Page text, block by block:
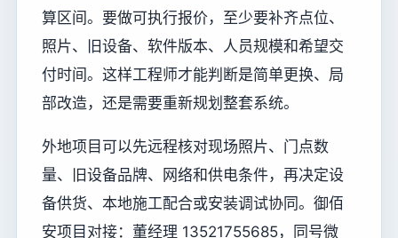
算区间。要做可执行报价，至少要补齐点位、
照片、旧设备、软件版本、人员规模和希望交
付时间。这样工程师才能判断是简单更换、局
部改造，还是需要重新规划整套系统。
外地项目可以先远程核对现场照片、门点数
量、旧设备品牌、网络和供电条件，再决定设
备供货、本地施工配合或安装调试协同。御佰
安项目对接：董经理 13521755685，同号微